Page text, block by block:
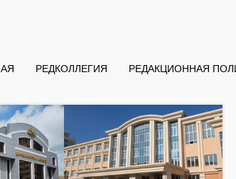
РЕДКОЛЛЕГИЯ РЕДАКЦИОННАЯ